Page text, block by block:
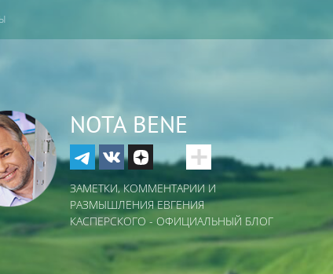
NOTA BENE
ЗАМЕТКИ, КОММЕНТАРИИ И
РАЗМЫШЛЕНИЯ ЕВГЕНИЯ
КАСПЕРСКОГО - ОФИЦИАЛЬНЫЙ БЛОГ